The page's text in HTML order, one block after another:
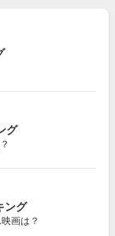
グ
ング
画は？